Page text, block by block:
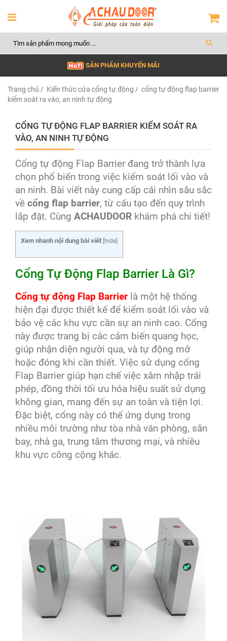
SẢN PHẨM KHUYẾN MÃI
Trang chủ / Kiến thức cửa cổng tự động / cổng tự động flap barrier
kiểm soát ra vào, an ninh tự động
CỔNG TỰ ĐỘNG FLAP BARRIER KIỂM SOÁT RA
VÀO, AN NINH TỰ ĐỘNG
Cổng tự động Flap Barrier đang trở thành lựa
chọn phổ biến trong việc kiểm soát lối vào và
an ninh. Bài viết này cung cấp cái nhìn sâu sắc
về cổng flap barrier, từ cấu tạo đến quy trình
lắp đặt. Cùng ACHAUDOOR khám phá chi tiết!
Xem nhanh nội dung bài viết hide
Cổng Tự Động Flap Barrier Là Gì?
Cổng tự động Flap Barrier là một hệ thống
hiện đại được thiết kế để kiểm soát lối vào và
bảo vệ các khu vực cần sự an ninh cao. Cổng
này được trang bị các cảm biến quang học,
giúp nhận diện người qua, và tự động mở
hoặc đóng khi cần thiết. Việc sử dụng cổng
Flap Barrier giúp hạn chế việc xâm nhập trái
phép, đồng thời tối ưu hóa hiệu suất sử dụng
không gian, mang đến sự an toàn và tiện lợi.
Đặc biệt, cổng này có thể ứng dụng trong
nhiều môi trường như tòa nhà văn phòng, sân
bay, nhà ga, trung tâm thương mại, và nhiều
khu vực công cộng khác.